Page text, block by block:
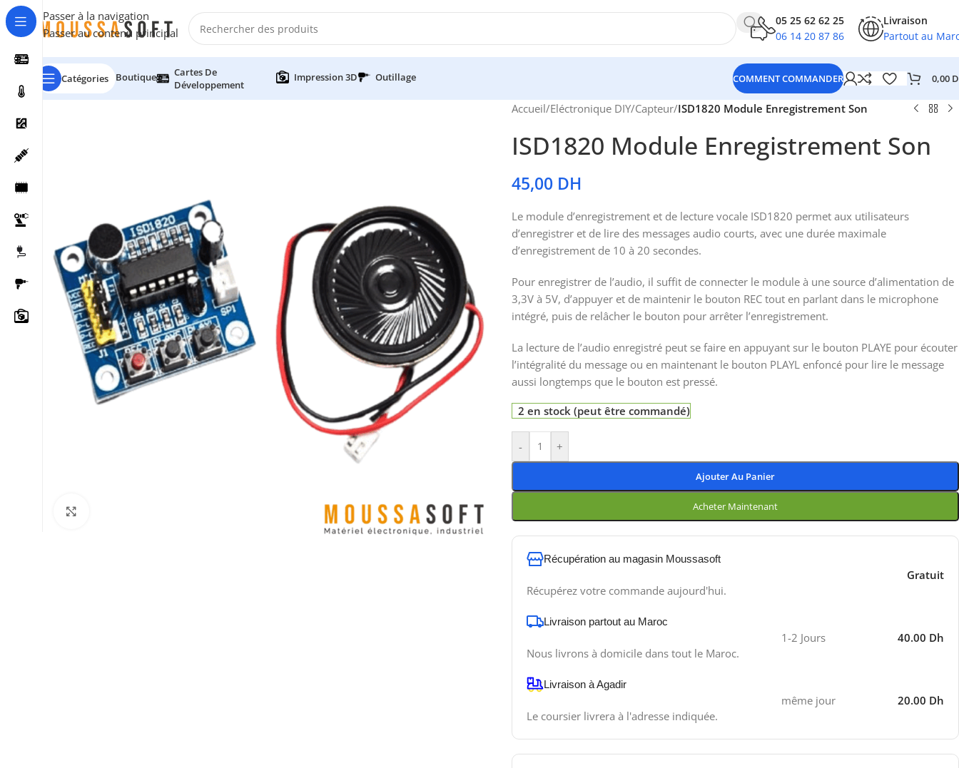
Passer à la navigation
Passer au contenu principal
05 25 62 62 25
moussasoft
05 25 62 62 25
06 14 20 87 86
Livraison
Partout au
Catégories Boutique
Cartes De
Développement
Impression 3D Outillage COMMENT COMMANDER 0,00
Accueil/Eléctronique DIY/Capteur/ISD1820 Module Enregistrement Son
ISD1820 Module Enregistrement Son
45,00 DH
Le module d’enregistrement et de lecture vocale ISD1820 permet aux utilisateurs
d’enregistrer et de lire des messages audio courts, avec une durée maximale
d’enregistrement de 10 à 20 secondes.
Pour enregistrer de l’audio, il suffit de connecter le module à une source d’alimentation de
3,3V à 5V, d’appuyer et de maintenir le bouton REC tout en parlant dans le microphone
intégré, puis de relâcher le bouton pour arrêter l’enregistrement.
La lecture de l’audio enregistré peut se faire en appuyant sur le bouton PLAYE pour écouter
l’intégralité du message ou en maintenant le bouton PLAYL enfoncé pour lire le message
aussi longtemps que le bouton est pressé.
2 en stock (peut être commandé)
- +
Ajouter Au Panier
Acheter Maintenant
Récupération au magasin Moussasoft
Récupérez votre commande aujourd'hui.
Gratuit
Livraison partout au Maroc
Nous livrons à domicile dans tout le Maroc.
1-2 Jours 40.00 Dh
Livraison à Agadir
Le coursier livrera à l'adresse indiquée.
même jour 20.00 Dh